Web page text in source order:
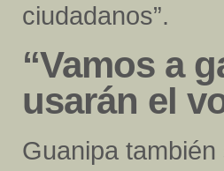
ciudadanos”.
“Vamos a
usarán el
Guanipa